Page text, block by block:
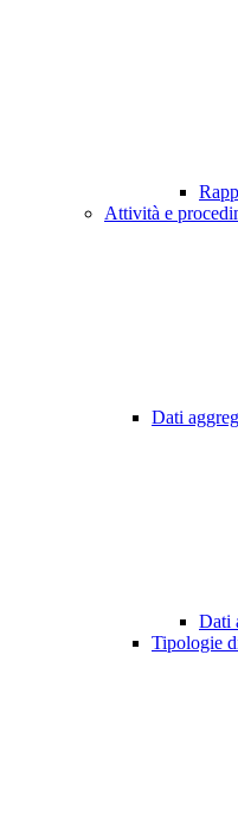
Attività e
Dati
Dati
Tipologie